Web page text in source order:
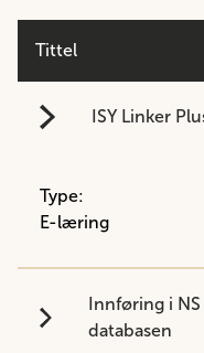
Tittel
ISY Linker
Type:
E-læring
Innføring i
databasen